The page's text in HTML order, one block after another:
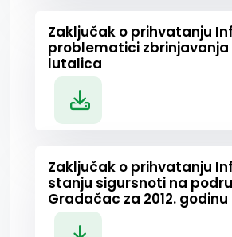
Zaključak o prihvatanju
problematici
lutalica
Zaključak o prihvatanju
stanju sigursnoti na
Gradačac za 2012. godinu